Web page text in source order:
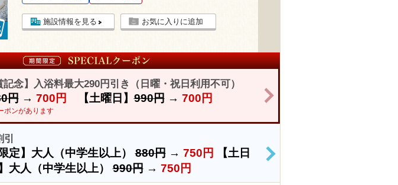
施設情報を見る お気に入りに追加
記念】入浴料最大290円引き（日曜・祝日利用不可）
円→ 700円 【土曜日】990円→ 700円
ポンがあります
限定】大人（中学生以上）880円→ 750円
【土日
大人（中学生以上）990円→ 750円
>